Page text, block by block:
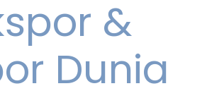
&
Dunia